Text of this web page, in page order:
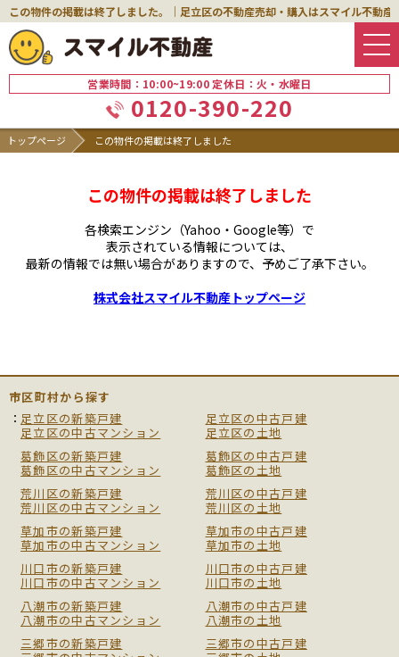
この物件の掲載は終了しました。｜足立区の不動産売却・購入はスマイル不動産
営業時間：10:00~19:00 定休日：火・水曜日
0120-390-220
トップページ この物件の掲載は終了しました
この物件の掲載は終了しました
各検索エンジン（Yahoo・Google等）で
表示されている情報については、
最新の情報では無い場合がありますので、 予めご了承下さい。
株式会社スマイル不動産トップページ
市区町村から探す
足立区の新築戸建
足立区の中古戸建
足立区の中古マンション
足立区の土地
葛飾区の新築戸建
葛飾区の中古戸建
葛飾区の中古マンション
葛飾区の土地
荒川区の新築戸建
荒川区の中古戸建
荒川区の中古マンション
荒川区の土地
草加市の新築戸建
草加市の中古戸建
草加市の中古マンション
草加市の土地
川口市の新築戸建
川口市の中古戸建
川口市の中古マンション
川口市の土地
八潮市の新築戸建
八潮市の中古戸建
八潮市の中古マンション
八潮市の土地
三郷市の新築戸建
三郷市の中古戸建